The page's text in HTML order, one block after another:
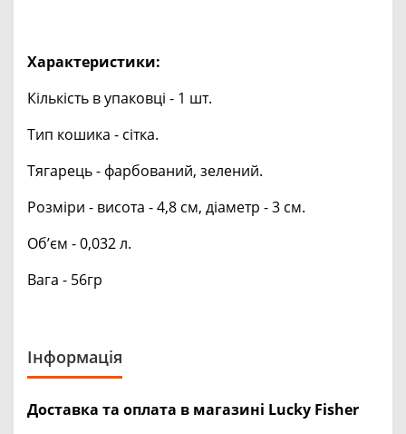
Характеристики:
Кількість в упаковці - 1 шт.
Тип кошика - сітка.
Тягарець - фарбований, зелений.
Розміри - висота - 4,8 см, діаметр - 3 см.
Об’єм - 0,032 л.
Вага - 56гр
Інформація
Доставка та оплата в магазині Lucky Fisher